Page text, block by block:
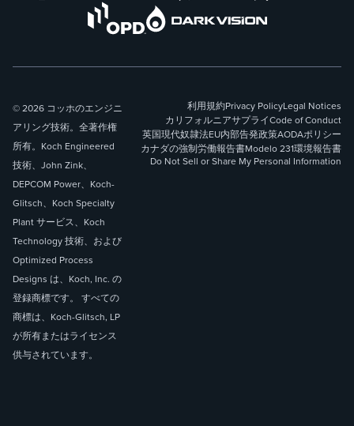
© 2026 コッホのエンジニ
アリング技術。全著作権
所有。Koch Engineered
技術、John Zink、
DEPCOM Power、Koch-
Glitsch、Koch Specialty
Plant サービス、Koch
Technology 技術、および
Optimized Process
Designs は、Koch, Inc. の
登録商標です。 すべての
商標は、Koch-Glitsch, LP
が所有またはライセンス
供与されています。
利用規約Privacy PolicyLegal Notices
カリフォルニアサプライCode of Conduct
英国現代奴隷法EU内部告発政策AODAポリシー
カナダの強制労働報告書Modelo 231環境報告書
Do Not Sell or Share My Personal Information